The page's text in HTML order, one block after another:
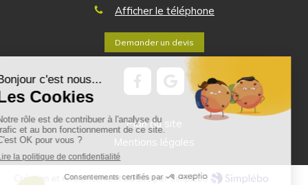
Afficher le téléphone
Demander un devis
Plan du site
Mentions légales
Création et référencement du site par Simplébo